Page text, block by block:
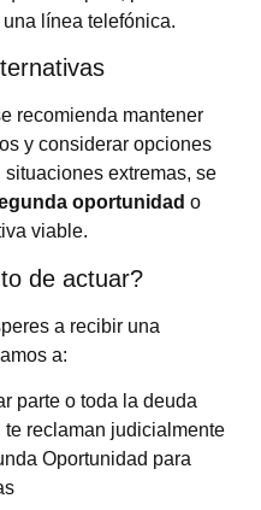
línea telefónica.
recomienda mantener
y considerar opciones
extremas, se
oportunidad o
viable.
de actuar?
a recibir una
a:
parte o toda la deuda
reclaman judicialmente
Oportunidad para